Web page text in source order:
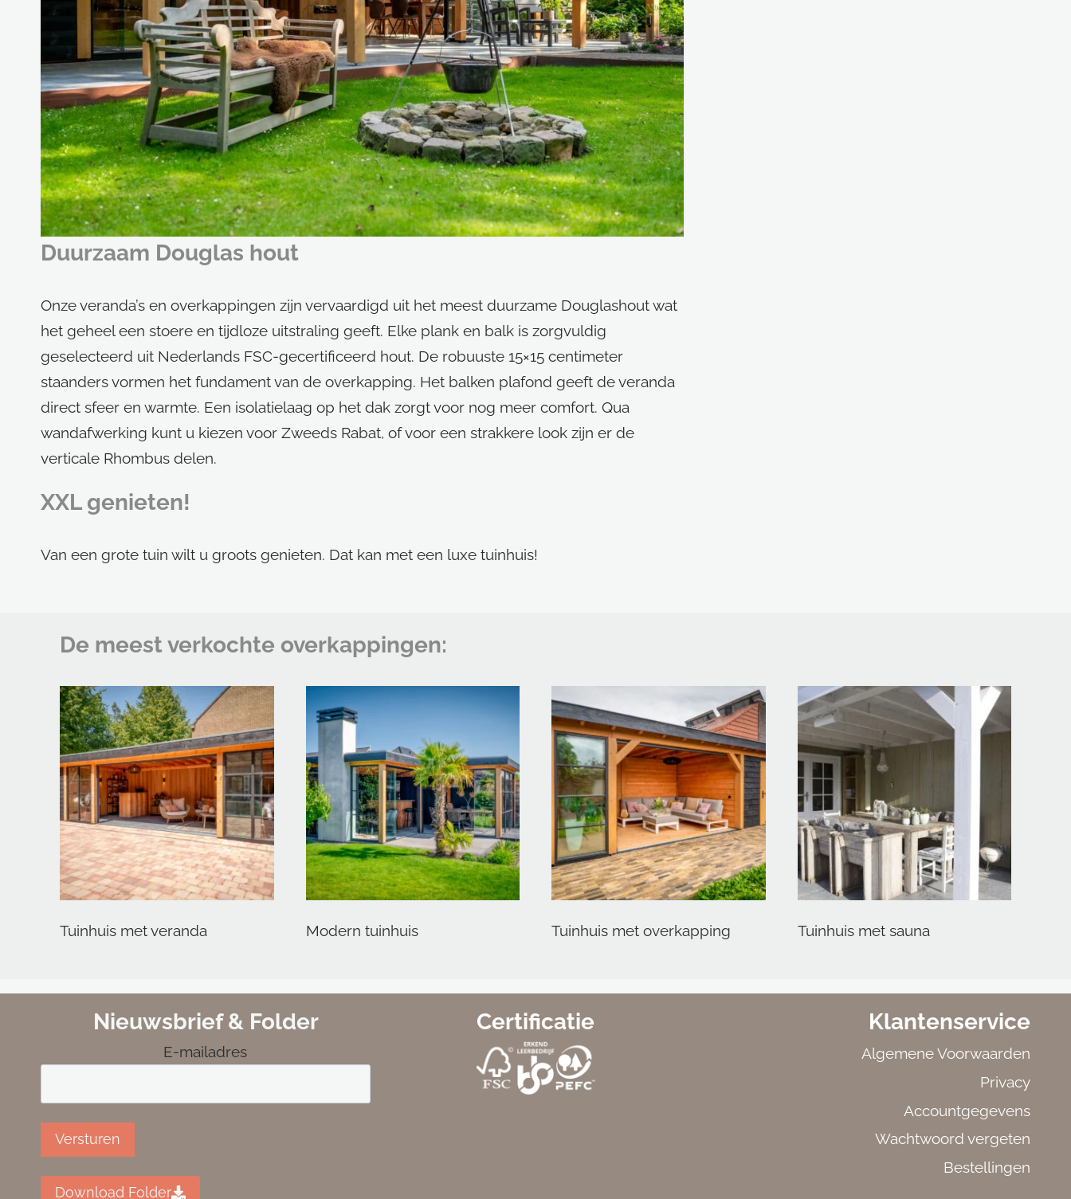
Duurzaam Douglas hout
Onze veranda’s en overkappingen zijn vervaardigd uit het meest duurzame Douglashout wat
het geheel een stoere en tijdloze uitstraling geeft. Elke plank en balk is zorgvuldig
geselecteerd uit Nederlands FSC-gecertificeerd hout. De robuuste 15×15 centimeter
staanders vormen het fundament van de overkapping. Het balken plafond geeft de veranda
direct sfeer en warmte. Een isolatielaag op het dak zorgt voor nog meer comfort. Qua
wandafwerking kunt u kiezen voor Zweeds Rabat, of voor een strakkere look zijn er de
verticale Rhombus delen.
XXL genieten!
Van een grote tuin wilt u groots genieten. Dat kan met een luxe tuinhuis!
De meest verkochte overkappingen:
Tuinhuis met veranda Modern tuinhuis Tuinhuis met overkapping Tuinhuis met sauna
Nieuwsbrief & Folder
E-mailadres
Versturen
Download Folder
Certificatie Klantenservice
Algemene Voorwaarden
Privacy
Accountgegevens
Wachtwoord vergeten
Bestellingen